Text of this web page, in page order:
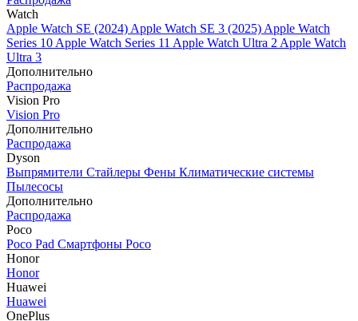
Watch
Apple Watch SE (2024) Apple Watch SE 3 (2025) Apple Watch
Series 10 Apple Watch Series 11 Apple Watch Ultra 2 Apple Watch
Ultra 3
Дополнительно
Распродажа
Vision Pro
Vision Pro
Дополнительно
Распродажа
Dyson
Выпрямители Стайлеры Фены Климатические системы
Пылесосы
Дополнительно
Распродажа
Poco
Poco Pad Смартфоны Poco
Honor
Honor
Huawei
Huawei
OnePlus